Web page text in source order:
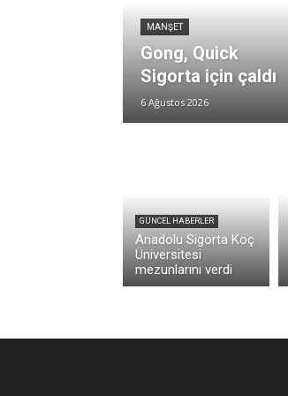
MANŞET
Gong, Quick
Sigorta için çaldı
6 Ağustos 2026
GÜNCEL HABERLER
Anadolu Sigorta Koç
Üniversitesi
mezunlarını verdi